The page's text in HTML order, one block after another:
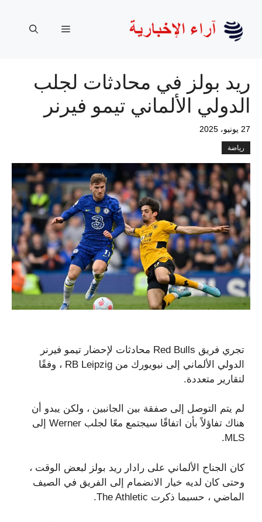
المحتوى
القائمة
ريد بولز في محادثات لجلب
الدولي الألماني تيمو فيرنر
27 يونيو، 2025
رياضة
تجري فريق Red Bulls محادثات لإحضار تيمو فيرنر
الدولي الألماني إلى نيويورك من RB Leipzig ، وفقًا
لتقارير متعددة.
لم يتم التوصل إلى صفقة بين الجانبين ، ولكن يبدو أن
هناك تفاؤلاً بأن اتفاقًا سيجتمع معًا لجلب Werner إلى
MLS.
كان الجناح الألماني على رادار ريد بولز لبعض الوقت ،
وحتى كان لديه خيار الانضمام إلى الفريق في الصيف
الماضي ، حسبما ذكرت The Athletic.